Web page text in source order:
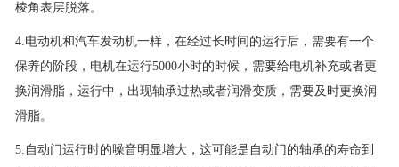
棱角表层脱落。
4.电动机和汽车发动机一样，在经过长时间的运行后，需要有一个
保养的阶段，电机在运行5000小时的时候，需要给电机补充或者更
换润滑脂，运行中，出现轴承过热或者润滑变质，需要及时更换润
滑脂。
5.自动门运行时的噪音明显增大，这可能是自动门的轴承的寿命到